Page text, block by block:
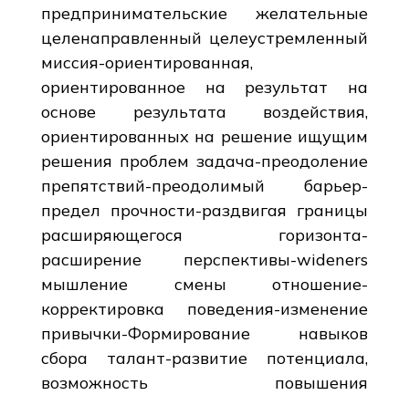
предпринимательские желательные
целенаправленный целеустремленный
миссия-ориентированная,
ориентированное на результат на
основе результата воздействия,
ориентированных на решение ищущим
решения проблем задача-преодоление
препятствий-преодолимый барьер-
предел прочности-раздвигая границы
расширяющегося горизонта-
расширение перспективы-wideners
мышление смены отношение-
корректировка поведения-изменение
привычки-Формирование навыков
сбора талант-развитие потенциала,
возможность повышения